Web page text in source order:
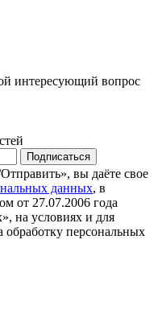
интересующий вопрос
Подписаться
вы даёте свое
данных, в
от 27.07.2006 года
на условиях и для
персональных